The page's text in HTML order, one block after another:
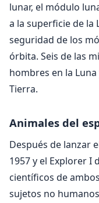
lunar, el módulo
a la superficie de la
seguridad de los
órbita. Seis de las
hombres en la
Tierra.
Animales del
Después de lanzar
1957 y el Explorer I
científicos de
sujetos no